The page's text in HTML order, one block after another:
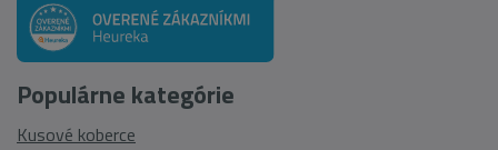
Populárne kategórie
Kusové koberce